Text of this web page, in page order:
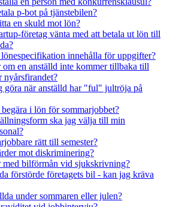
p-bot på tjänstebilen?
en skuld mot lön?
företag vänta med att betala ut lön till
lönespecifikation innehålla för uppgifter?
om en anställd inte kommer tillbaka till
nyårsfirandet?
göra när anställd har "ful" jultröja på
i lön för sommarjobbet?
ska jag välja till min
rätt till semester?
mot diskriminering?
med bilförmån vid sjukskrivning?
förstörde företagets bil - kan jag kräva
under sommaren eller julen?